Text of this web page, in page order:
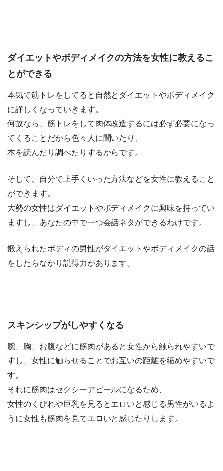
ダイエットやボディメイクの方法を女性に教えるこ
とができる
本気で筋トレをしてると自然とダイエットやボディメイク
に詳しくなっていきます。
何故なら、筋トレをして肉体改造するには必ず必要になっ
てくることだから色々人に聞いたり、
本を読んだり調べたりするからです。
そして、自分で上手くいった方法などを女性に教えること
ができます。
大勢の女性はダイエットやボディメイクに興味を持ってい
ますし、あなたの中で一つ会話ネタができるわけです。
鍛えられたボディの男性がダイエットやボディメイクの話
をしたらなかり説得力があります。
スキンシップがしやすくなる
腕、胸、お腹などに筋肉があると女性から触られやすいで
すし、女性に触らせることでお互いの距離を縮めやすいで
す。
それに筋肉はセクシーアピールになるため、
女性のくびれや巨乳を見るとエロいと感じる男性がいるよ
うに女性も筋肉を見てエロいと感じたりします。